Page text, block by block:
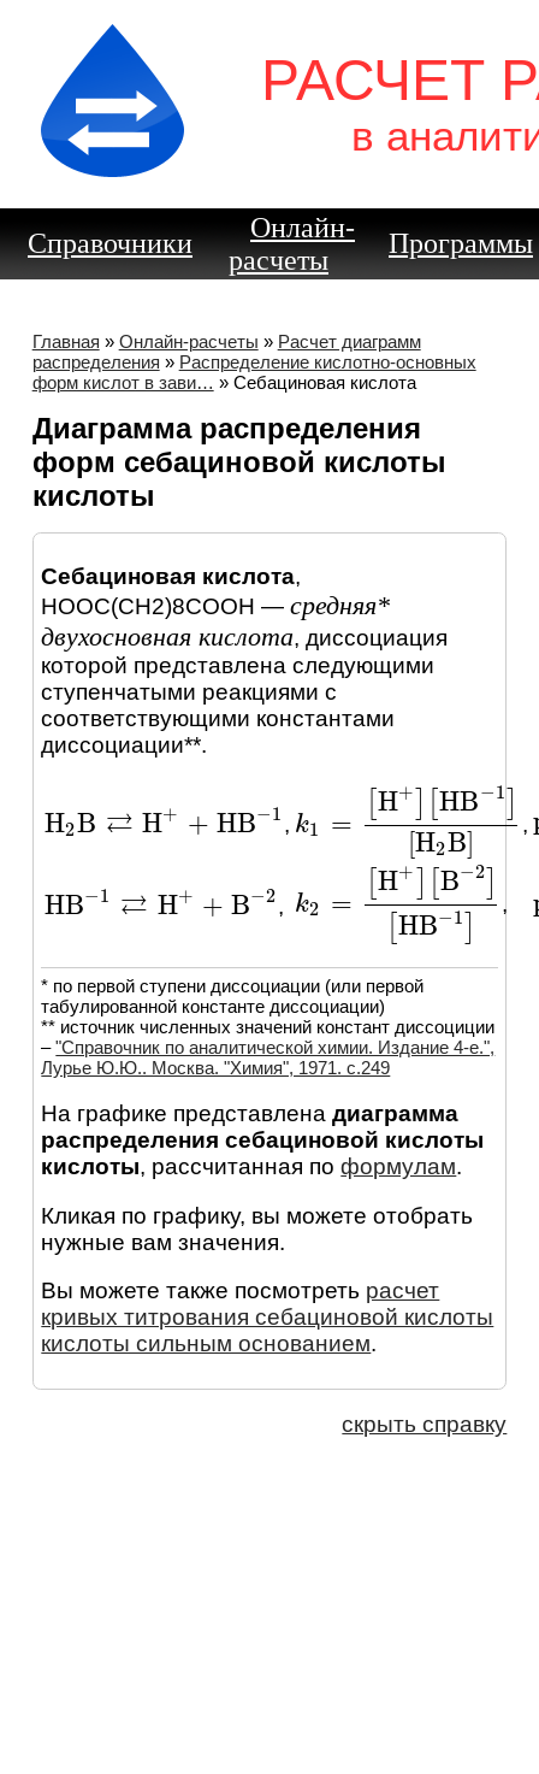
РАСЧЕТ
в
Справочники
Онлайн-
расчеты
Программы
Главная » Онлайн-расчеты » Расчет диаграмм
распределения » Распределение кислотно-основных
форм кислот в зави… » Себациновая кислота
Диаграмма распределения
форм себациновой кислоты
кислоты
Себациновая кислота,
HOOC(CH2)8COOH —средняя*
двухосновная кислота, диссоциация
которой представлена следующими
ступенчатыми реакциями c
соответствующими константами
диссоциации**.
H2B ⇄ H+ + HB−1
H2B⇄H+ +HB -1 , k1 =
[H+ [HB−1
[H2B]
k1 =[H +][HB-1][H2B] ,
HB−1 ⇄ H+ + B−2
HB- ⇄ H+ +B- 2 , k2 =
[H+ B−2
HB−1
k2 =[H +][B-2][HB-1] ,
* по первой ступени диссоциации (или первой
табулированной константе диссоциации)
** источник численных значений констант диссоциции
–"Справочник по аналитической химии. Издание 4-е.",
Лурье Ю.Ю.. Москва. "Химия", 1971. c.249
На графике представленадиаграмма
распределения себациновой кислоты
кислоты, рассчитанная поформулам.
Кликая по графику, вы можете отобрать
нужные вам значения.
Вы можете также посмотреть расчет
кривых титрования себациновой кислоты
кислоты сильным основанием.
скрыть справку